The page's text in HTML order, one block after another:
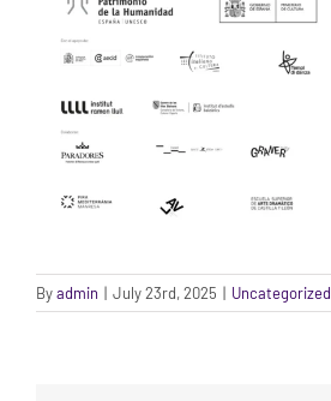
Byadmin | July 23rd, 2025 | Uncategorized